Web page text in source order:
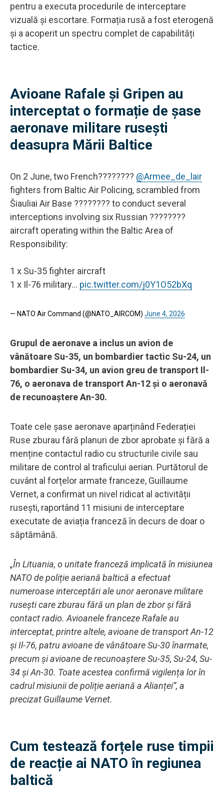
pentru a executa procedurile de interceptare
vizuală și escortare. Formația rusă a fost eterogenă
și a acoperit un spectru complet de capabilități
tactice.
Avioane Rafale și Gripen au
interceptat o formație de șase
aeronave militare rusești
deasupra Mării Baltice
On 2 June, two French???????? @Armee_de_lair
fighters from Baltic Air Policing, scrambled from
Šiauliai Air Base ???????? to conduct several
interceptions involving six Russian ????????
aircraft operating within the Baltic Area of
Responsibility:
1 x Su-35 fighter aircraft
1 x Il-76 military… pic.twitter.com/j0Y1O52bXq
— NATO Air Command (@NATO_AIRCOM) June 4, 2026
Grupul de aeronave a inclus un avion de
vânătoare Su-35, un bombardier tactic Su-24, un
bombardier Su-34, un avion greu de transport Il-
76, o aeronava de transport An-12 și o aeronavă
de recunoaștere An-30.
Toate cele șase aeronave aparținând Federației
Ruse zburau fără planuri de zbor aprobate și fără a
menține contactul radio cu structurile civile sau
militare de control al traficului aerian. Purtătorul de
cuvânt al forțelor armate franceze, Guillaume
Vernet, a confirmat un nivel ridicat al activității
rusești, raportând 11 misiuni de interceptare
executate de aviația franceză în decurs de doar o
săptămână.
„În Lituania, o unitate franceză implicată în misiunea
NATO de poliție aeriană baltică a efectuat
numeroase interceptări ale unor aeronave militare
rusești care zburau fără un plan de zbor și fără
contact radio. Avioanele franceze Rafale au
interceptat, printre altele, avioane de transport An-12
și Il-76, patru avioane de vânătoare Su-30 înarmate,
precum și avioane de recunoaștere Su-35, Su-24, Su-
34 și An-30. Toate acestea confirmă vigilența lor în
cadrul misiunii de poliție aeriană a Alianței”, a
precizat Guillaume Vernet.
Cum testează forțele ruse timpii
de reacție ai NATO în regiunea
baltică